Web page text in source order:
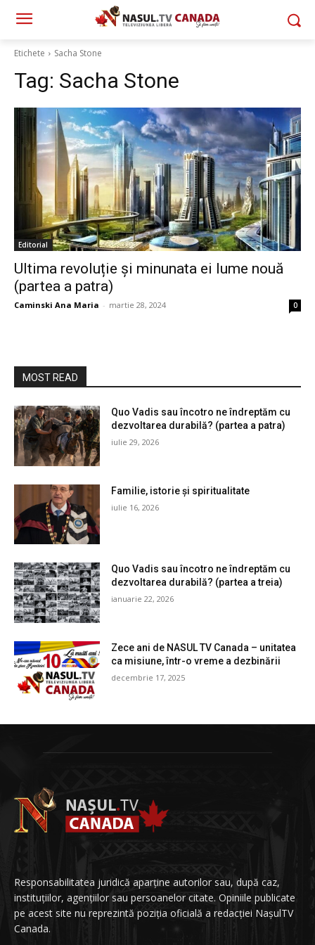
Etichete Sacha Stone
Tag: Sacha Stone
Editorial
Ultima revoluție și minunata ei lume nouă
(partea a patra)
Caminski Ana Maria - martie 28, 2024 0
MOST READ
Quo Vadis sau încotro ne îndreptăm cu
dezvoltarea durabilă? (partea a patra)
iulie 29, 2026
Familie, istorie și spiritualitate
iulie 16, 2026
Quo Vadis sau încotro ne îndreptăm cu
dezvoltarea durabilă? (partea a treia)
ianuarie 22, 2026
Zece ani de NASUL TV Canada – unitatea
ca misiune, într-o vreme a dezbinării
decembrie 17, 2025
Responsabilitatea juridică aparține autorilor sau, după caz,
instituțiilor, agențiilor sau persoanelor citate. Opiniile publicate
pe acest site nu reprezintă poziția oficială a redacției NașulTV
Canada.